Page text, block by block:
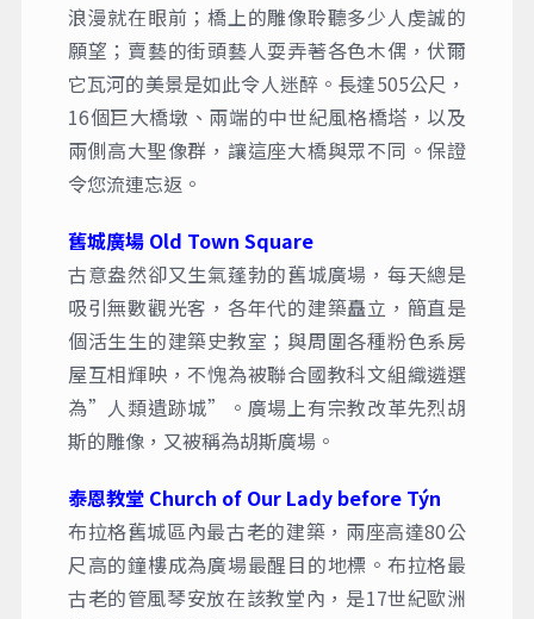
浪漫就在眼前；橋上的雕像聆聽多少人虔誠的
願望；賣藝的街頭藝人耍弄著各色木偶，伏爾
它瓦河的美景是如此令人迷醉。長達505公尺，
16個巨大橋墩、兩端的中世紀風格橋塔，以及
兩側高大聖像群，讓這座大橋與眾不同。保證
令您流連忘返。
舊城廣場 Old Town Square
古意盎然卻又生氣蓬勃的舊城廣場，每天總是
吸引無數觀光客，各年代的建築矗立，簡直是
個活生生的建築史教室；與周圍各種粉色系房
屋互相輝映，不愧為被聯合國教科文組織遴選
為”人類遺跡城”。廣場上有宗教改革先烈胡
斯的雕像，又被稱為胡斯廣場。
泰恩教堂 Church of Our Lady before Týn
布拉格舊城區內最古老的建築，兩座高達80公
尺高的鐘樓成為廣場最醒目的地標。布拉格最
古老的管風琴安放在該教堂內，是17世紀歐洲